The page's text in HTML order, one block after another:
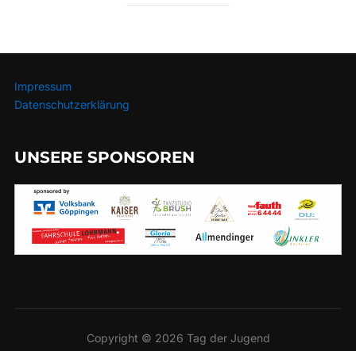
Impressum
Datenschutzerklärung
UNSERE SPONSOREN
Copyright © 2026 Tag der Jugend